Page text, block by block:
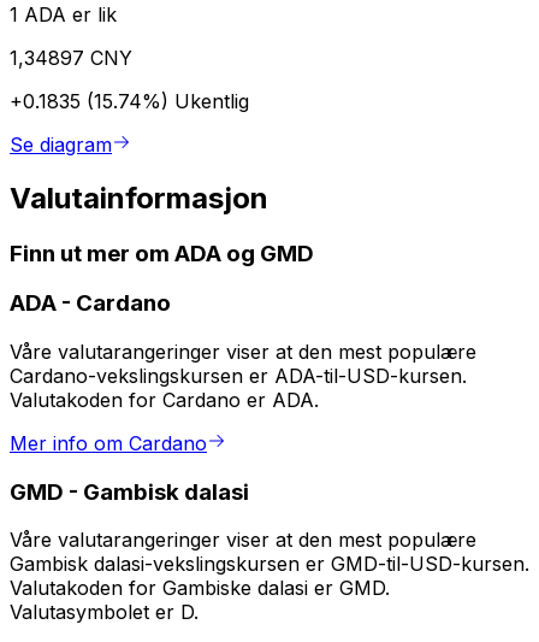
1 ADA er lik
1,34897 CNY
+0.1835 (15.74%) Ukentlig
Se diagram
Valutainformasjon
Finn ut mer om ADA og GMD
ADA - Cardano
Våre valutarangeringer viser at den mest populære
Cardano-vekslingskursen er ADA-til-USD-kursen.
Valutakoden for Cardano er ADA.
Mer info om Cardano
GMD - Gambisk dalasi
Våre valutarangeringer viser at den mest populære
Gambisk dalasi-vekslingskursen er GMD-til-USD-kursen.
Valutakoden for Gambiske dalasi er GMD.
Valutasymbolet er D.